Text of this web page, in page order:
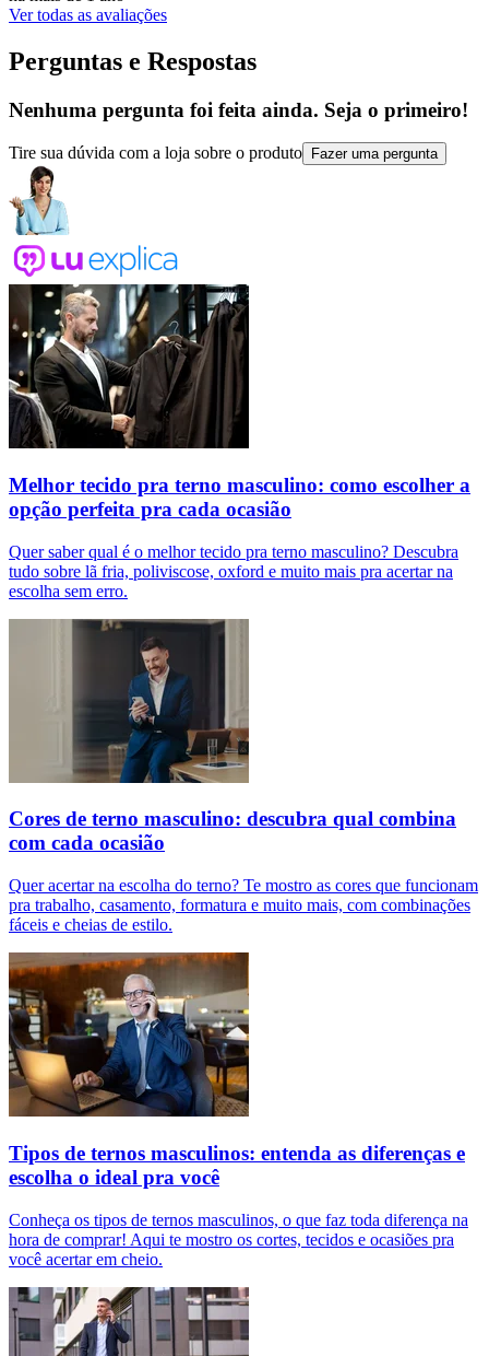
Ver todas as avaliações
Perguntas e Respostas
Nenhuma pergunta foi feita ainda. Seja o primeiro!
Tire sua dúvida com a loja sobre o produto Fazer uma pergunta
Melhor tecido pra terno masculino: como escolher a
opção perfeita pra cada ocasião
Quer saber qual é o melhor tecido pra terno masculino? Descubra
tudo sobre lã fria, poliviscose, oxford e muito mais pra acertar na
escolha sem erro.
Cores de terno masculino: descubra qual combina
com cada ocasião
Quer acertar na escolha do terno? Te mostro as cores que funcionam
pra trabalho, casamento, formatura e muito mais, com combinações
fáceis e cheias de estilo.
Tipos de ternos masculinos: entenda as diferenças e
escolha o ideal pra você
Conheça os tipos de ternos masculinos, o que faz toda diferença na
hora de comprar! Aqui te mostro os cortes, tecidos e ocasiões pra
você acertar em cheio.